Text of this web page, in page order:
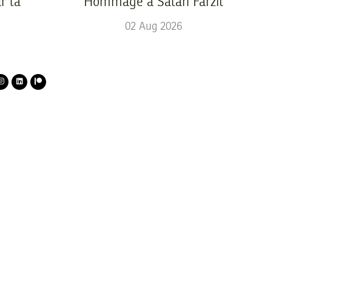
02 Aug 2026